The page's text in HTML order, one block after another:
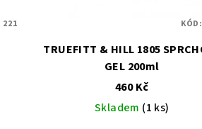
221
TRUEFITT & HILL 1805 SPRCHOVÝ
GEL 200ml
460 Kč
Skladem (1 ks)
KÓD: